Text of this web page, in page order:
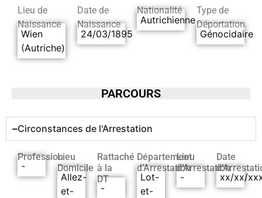
Lieu de
Naissance
Wien
(Autriche)
Date de
Naissance
24/03/1895
Nationalité
Autrichienne
Type de
Déportation
Génocidaire
PARCOURS
Circonstances de l'Arrestation
Profession
-
Lieu
Domicile
Allez-
et-
Rattaché
à la
DT
-
Département
d’Arrestation
Lot-
et-
Lieu
d’Arrestation
-
Date
xx/xx/